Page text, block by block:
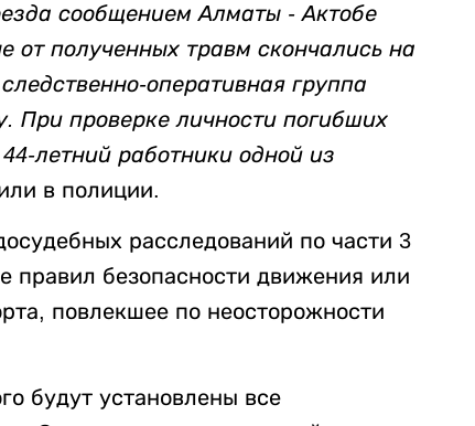
сообщением Алматы - Актобе
от полученных травм скончались на
оперативная группа
При проверке личности погибших
летний работники одной из
в полиции.
расследований по части 3
правил безопасности движения или
повлекшее по неосторожности
будут установлены все